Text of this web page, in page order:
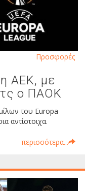
ΑΕΚ, με
ο ΠΑΟΚ
του Europa
αντίστοιχα.
περισσότερα...
Προσφορές